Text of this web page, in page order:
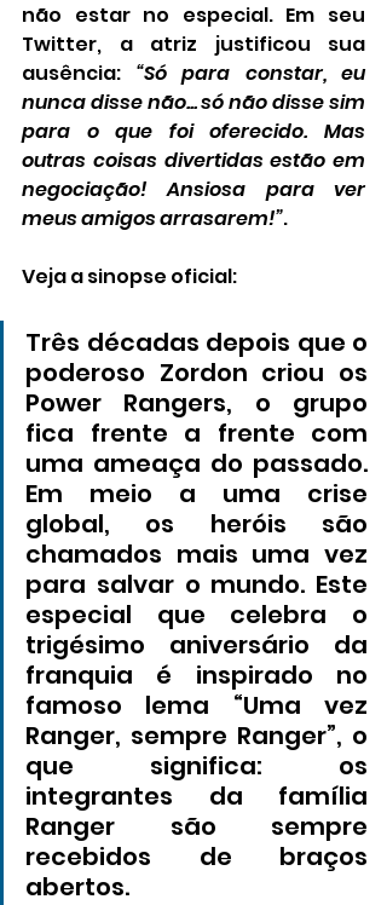
não estar no especial. Em seu
Twitter, a atriz justificou sua
ausência: “Só para constar, eu
nunca disse não... só não disse sim
para o que foi oferecido. Mas
outras coisas divertidas estão em
negociação! Ansiosa para ver
meus amigos arrasarem!”.
Veja a sinopse oficial:
Três décadas depois que o
poderoso Zordon criou os
Power Rangers, o grupo
fica frente a frente com
uma ameaça do passado.
Em meio a uma crise
global, os heróis são
chamados mais uma vez
para salvar o mundo. Este
especial que celebra o
trigésimo aniversário da
franquia é inspirado no
famoso lema “Uma vez
Ranger, sempre Ranger”, o
que significa: os
integrantes da família
Ranger são sempre
recebidos de braços
abertos.